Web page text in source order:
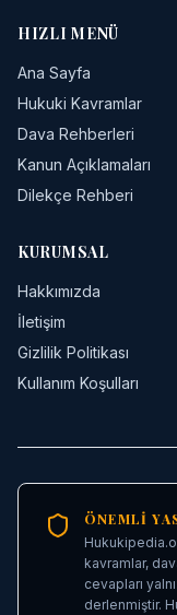
HIZLI MENÜ
Ana Sayfa
Hukuki Kavramlar
Dava Rehberleri
Kanun Açıklamaları
Dilekçe Rehberi
KURUMSAL
Hakkımızda
İletişim
Gizlilik Politikası
Kullanım Koşulları
ÖNEMLI
kavramlar,
cevapları
derlenmiştir.